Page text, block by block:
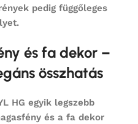
pedig függőleges
és fa dekor –
összhatás
HG egyik legszebb
és a fa dekor